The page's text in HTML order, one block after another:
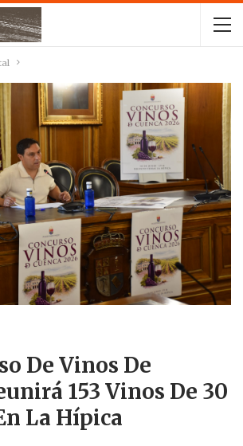
De Vinos De
153 Vinos De 30
La Hípica